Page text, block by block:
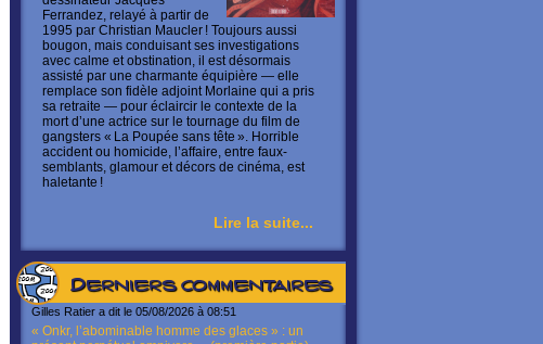
Ferrandez, relayé à partir de
1995 par Christian Maucler ! Toujours aussi
bougon, mais conduisant ses investigations
avec calme et obstination, il est désormais
assisté par une charmante équipière — elle
remplace son fidèle adjoint Morlaine qui a pris
sa retraite — pour éclaircir le contexte de la
mort d’une actrice sur le tournage du film de
gangsters « La Poupée sans tête ». Horrible
accident ou homicide, l’affaire, entre faux-
semblants, glamour et décors de cinéma, est
haletante !
Lire la suite...
Derniers commentaires
Gilles Ratier a dit le 05/08/2026 à 08:51
« Onkr, l’abominable homme des glaces » : un